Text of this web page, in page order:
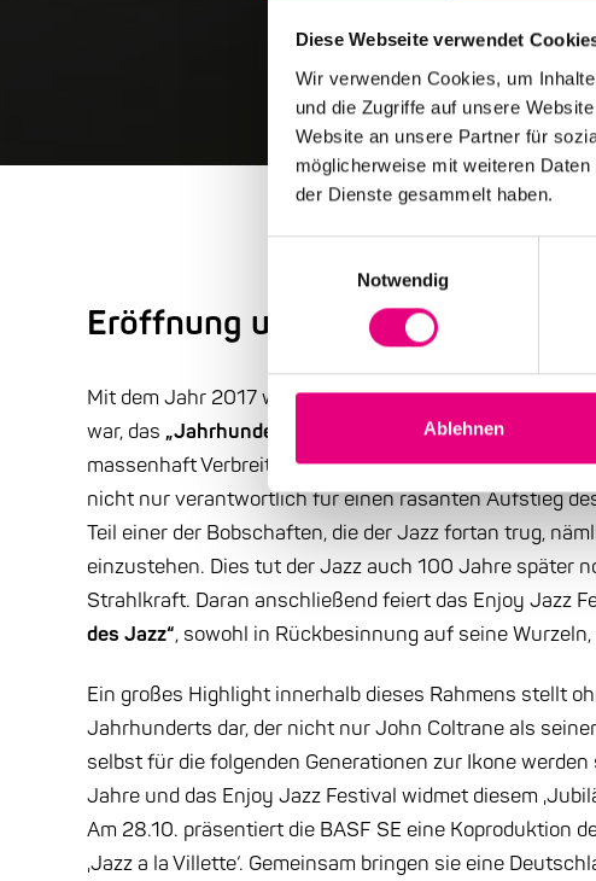
Diese Webseite verwendet
Wir verwenden Cookies, um
und die Zugriffe auf unsere
Website an unsere Partner für
möglicherweise mit weiteren
der Dienste gesammelt haben.
Notwendig
Ablehnen
Eröffnung und Abschluss bei
Mit dem Jahr 2017 wird aufgrund der Entstehung der
war, das „Jahrhundert des Jazz“
das markiert. Das
massenhaft Verbreitung und schlagartig Einzug in
nicht nur verantwortlich für einen rasanten Aufstieg
Teil einer der Bobschaften, die der Jazz fortan trug,
einzustehen. Dies tut der Jazz auch 100 Jahre später
Strahlkraft. Daran anschließend feiert das Enjoy Jazz
des Jazz“, sowohl in Rückbesinnung auf seine
Ein großes Highlight innerhalb dieses Rahmens stellt
Jahrhunderts dar, der nicht nur John Coltrane als
selbst für die folgenden Generationen zur Ikone werden
Jahre und das Enjoy Jazz Festival widmet diesem
Am 28.10. präsentiert die BASF SE eine Koproduktion
‚Jazz a la Villette‘. Gemeinsam bringen sie eine